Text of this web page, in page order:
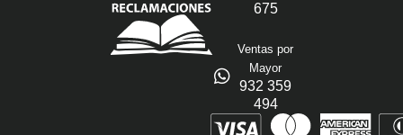
675
Ventas por
Mayor
932 359
494